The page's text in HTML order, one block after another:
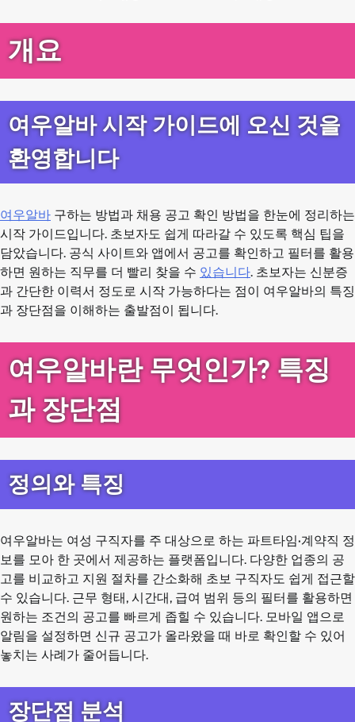
개요
여우알바 시작 가이드에 오신 것을
환영합니다
여우알바 구하는 방법과 채용 공고 확인 방법을 한눈에 정리하는
시작 가이드입니다. 초보자도 쉽게 따라갈 수 있도록 핵심 팁을
담았습니다. 공식 사이트와 앱에서 공고를 확인하고 필터를 활용
하면 원하는 직무를 더 빨리 찾을 수 있습니다. 초보자는 신분증
과 간단한 이력서 정도로 시작 가능하다는 점이 여우알바의 특징
과 장단점을 이해하는 출발점이 됩니다.
여우알바란 무엇인가? 특징
과 장단점
정의와 특징
여우알바는 여성 구직자를 주 대상으로 하는 파트타임·계약직 정
보를 모아 한 곳에서 제공하는 플랫폼입니다. 다양한 업종의 공
고를 비교하고 지원 절차를 간소화해 초보 구직자도 쉽게 접근할
수 있습니다. 근무 형태, 시간대, 급여 범위 등의 필터를 활용하면
원하는 조건의 공고를 빠르게 좁힐 수 있습니다. 모바일 앱으로
알림을 설정하면 신규 공고가 올라왔을 때 바로 확인할 수 있어
놓치는 사례가 줄어듭니다.
장단점 분석